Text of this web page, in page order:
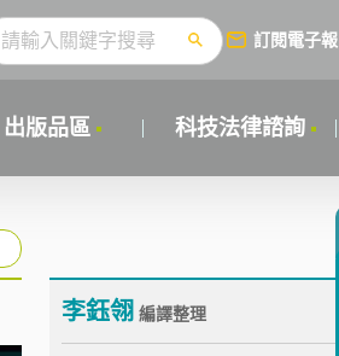
訂閱電子報
出版品區 科技法律諮詢
李鈺翎 編譯整理